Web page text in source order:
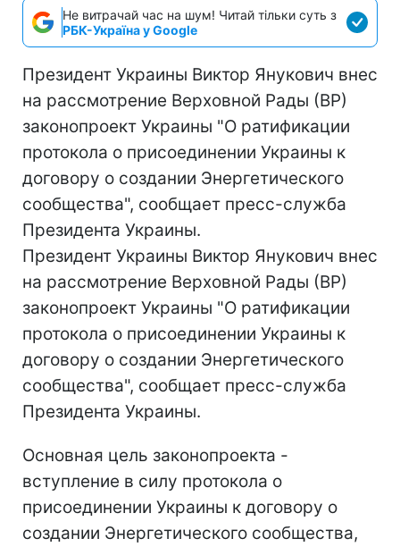
Не витрачай час на шум! Читай тільки суть з
РБК-Україна у Google
Президент Украины Виктор Янукович внес
на рассмотрение Верховной Рады (ВР)
законопроект Украины "О ратификации
протокола о присоединении Украины к
договору о создании Энергетического
сообщества", сообщает пресс-служба
Президента Украины.
Президент Украины Виктор Янукович внес
на рассмотрение Верховной Рады (ВР)
законопроект Украины "О ратификации
протокола о присоединении Украины к
договору о создании Энергетического
сообщества", сообщает пресс-служба
Президента Украины.
Основная цель законопроекта -
вступление в силу протокола о
присоединении Украины к договору о
создании Энергетического сообщества,